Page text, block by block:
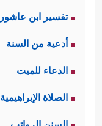
تفسير ابن عاشور
أدعية من السنة
الدعاء للميت
الصلاة الإبراهيمية